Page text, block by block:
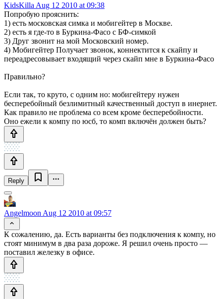
KidsKilla Aug 12 2010 at 09:38
Попробую прояснить:
1) есть московская симка и мобигейтер в Москве.
2) есть я где-то в Буркина-Фасо с БФ-симкой
3) Друг звонит на мой Московский номер.
4) Мобигейтер Получает звонок, коннектится к скайпу и
переадресовывает входящий через скайп мне в Буркина-Фасо
Правильно?
Если так, то круто, с одним но: мобигейтеру нужен
бесперебойный безлимитный качественный доступ в инернет.
Как правило не проблема со всем кроме бесперебойности.
Оно ежели к компу по юсб, то комп включён должен быть?
Reply
Angelmoon Aug 12 2010 at 09:57
К сожалению, да. Есть варианты без подключения к компу, но
стоят минимум в два раза дороже. Я решил очень просто —
поставил железку в офисе.